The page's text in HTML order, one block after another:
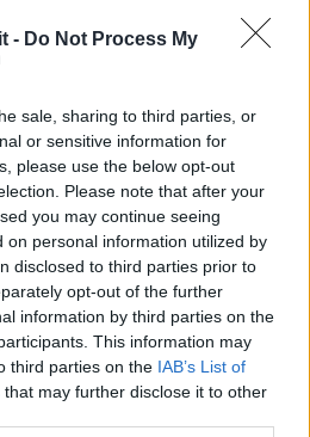
- Do Not Process My
sale, sharing to third parties, or
or sensitive information for
please use the below opt-out
Please note that after your
you may continue seeing
on personal information utilized by
disclosed to third parties prior to
opt-out of the further
information by third parties on the
This information may
third parties on the IAB’s List of
that may further disclose it to other